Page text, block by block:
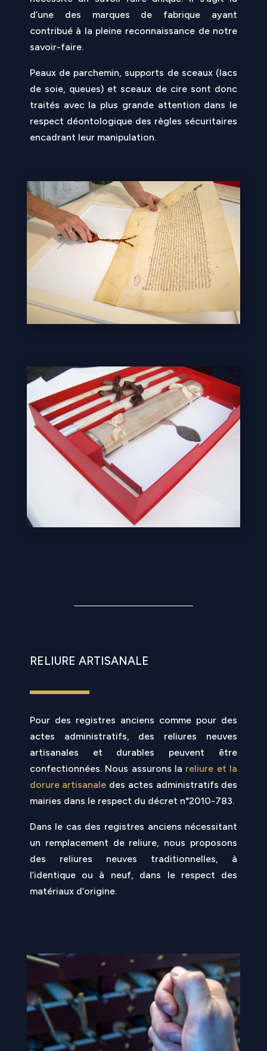
d’une des marques de fabrique ayant
contribué à la pleine reconnaissance de notre
savoir-faire.
Peaux de parchemin, supports de sceaux (lacs
de soie, queues) et sceaux de cire sont donc
traités avec la plus grande attention dans le
respect déontologique des règles sécuritaires
encadrant leur manipulation.
RELIURE ARTISANALE
Pour des registres anciens comme pour des
actes administratifs, des reliures neuves
artisanales et durables peuvent être
confectionnées. Nous assurons la reliure et la
dorure artisanale des actes administratifs des
mairies dans le respect du décret n°2010-783.
Dans le cas des registres anciens nécessitant
un remplacement de reliure, nous proposons
des reliures neuves traditionnelles, à
l’identique ou à neuf, dans le respect des
matériaux d’origine.